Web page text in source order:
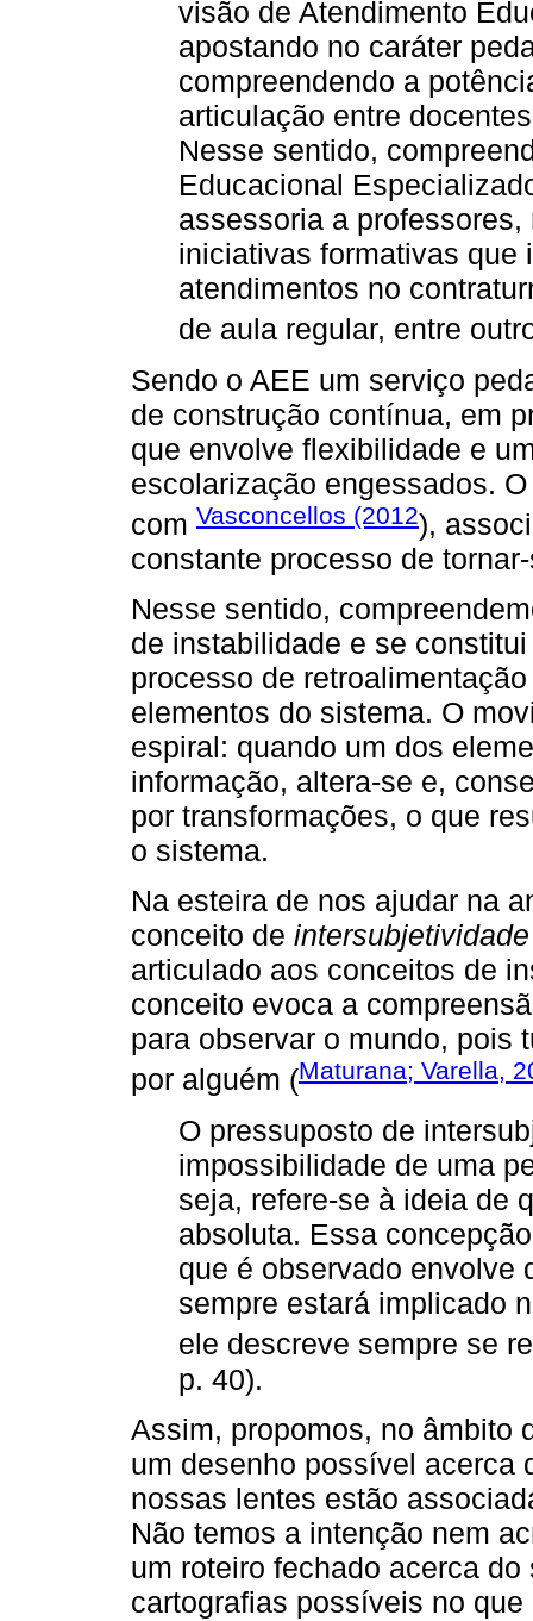
visão de Atendimento
apostando no caráter
compreendendo a
articulação entre
Nesse sentido,
Educacional
assessoria a
iniciativas formativas que
atendimentos no
de aula regular, entre
Sendo o AEE um serviço
de construção contínua, em
que envolve flexibilidade e
escolarização engessados.
com Vasconcellos (2012),
constante processo de
Nesse sentido,
de instabilidade e se
processo de
elementos do sistema. O
espiral: quando um dos
informação, altera-se e,
por transformações, o que
o sistema.
Na esteira de nos ajudar na
conceito de intersubjetividade
articulado aos conceitos de
conceito evoca a
para observar o mundo, pois
por alguém (Maturana; Varella,
O pressuposto de
impossibilidade de uma
seja, refere-se à ideia de
absoluta. Essa
que é observado envolve
sempre estará́ implicado
ele descreve sempre se
p. 40).
Assim, propomos, no âmbito
um desenho possível acerca
nossas lentes estão
Não temos a intenção nem
um roteiro fechado acerca
cartografias possíveis no